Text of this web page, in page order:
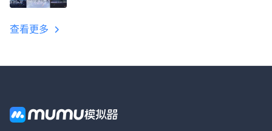
查看更多